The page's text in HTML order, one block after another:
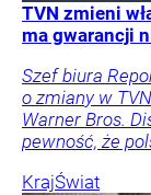
TVN zmieni
ma gwarancji
Szef biura
o zmiany w
Warner Bros.
pewność, że
KrajŚwiat